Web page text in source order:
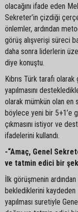
olacağını ifade eden
Sekreter’in çizdiği
önlemler, ardından
görüş alışverişi süreci
daha sonra liderlerin
diye konuştu.
Kıbrıs Türk tarafı
yapılmasını
olarak mümkün olan en
böylece yeni bir 5+1’e
çıkmasını istiyor ve
ifadelerini kullandı.
-“Amaç, Genel
ve tatmin edici bir
İlk görüşmenin
beklediklerini kaydeden
yapılması suretiyle